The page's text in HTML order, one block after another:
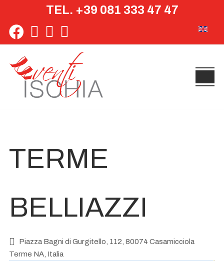
TEL. +39 081 333 47 47
TERME
BELLIAZZI
Piazza Bagni di Gurgitello, 112, 80074 Casamicciola
Terme NA, Italia